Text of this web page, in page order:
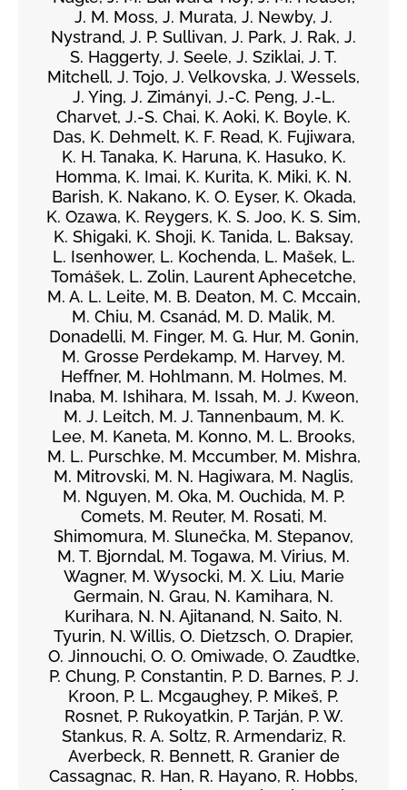
J. M. Moss, J. Murata, J. Newby, J.
Nystrand, J. P. Sullivan, J. Park, J. Rak, J.
S. Haggerty, J. Seele, J. Sziklai, J. T.
Mitchell, J. Tojo, J. Velkovska, J. Wessels,
J. Ying, J. Zimányi, J.-C. Peng, J.-L.
Charvet, J.-S. Chai, K. Aoki, K. Boyle, K.
Das, K. Dehmelt, K. F. Read, K. Fujiwara,
K. H. Tanaka, K. Haruna, K. Hasuko, K.
Homma, K. Imai, K. Kurita, K. Miki, K. N.
Barish, K. Nakano, K. O. Eyser, K. Okada,
K. Ozawa, K. Reygers, K. S. Joo, K. S. Sim,
K. Shigaki, K. Shoji, K. Tanida, L. Baksay,
L. Isenhower, L. Kochenda, L. Mašek, L.
Tomášek, L. Zolin, Laurent Aphecetche,
M. A. L. Leite, M. B. Deaton, M. C. Mccain,
M. Chiu, M. Csanád, M. D. Malik, M.
Donadelli, M. Finger, M. G. Hur, M. Gonin,
M. Grosse Perdekamp, M. Harvey, M.
Heffner, M. Hohlmann, M. Holmes, M.
Inaba, M. Ishihara, M. Issah, M. J. Kweon,
M. J. Leitch, M. J. Tannenbaum, M. K.
Lee, M. Kaneta, M. Konno, M. L. Brooks,
M. L. Purschke, M. Mccumber, M. Mishra,
M. Mitrovski, M. N. Hagiwara, M. Naglis,
M. Nguyen, M. Oka, M. Ouchida, M. P.
Comets, M. Reuter, M. Rosati, M.
Shimomura, M. Slunečka, M. Stepanov,
M. T. Bjorndal, M. Togawa, M. Virius, M.
Wagner, M. Wysocki, M. X. Liu, Marie
Germain, N. Grau, N. Kamihara, N.
Kurihara, N. N. Ajitanand, N. Saito, N.
Tyurin, N. Willis, O. Dietzsch, O. Drapier,
O. Jinnouchi, O. O. Omiwade, O. Zaudtke,
P. Chung, P. Constantin, P. D. Barnes, P. J.
Kroon, P. L. Mcgaughey, P. Mikeš, P.
Rosnet, P. Rukoyatkin, P. Tarján, P. W.
Stankus, R. A. Soltz, R. Armendariz, R.
Averbeck, R. Bennett, R. Granier de
Cassagnac, R. Han, R. Hayano, R. Hobbs,